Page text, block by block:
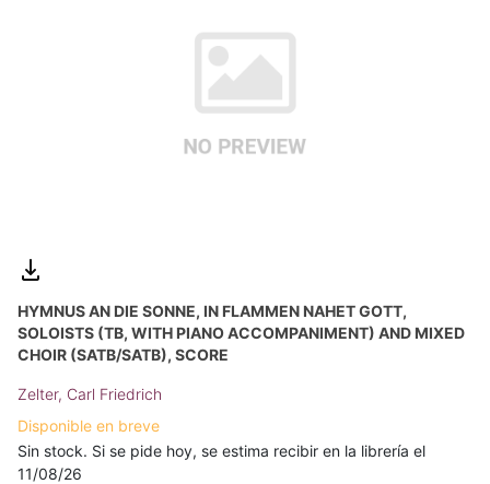
HYMNUS AN DIE SONNE, IN FLAMMEN NAHET GOTT,
SOLOISTS (TB, WITH PIANO ACCOMPANIMENT) AND MIXED
CHOIR (SATB/SATB), SCORE
Zelter, Carl Friedrich
Disponible en breve
Sin stock. Si se pide hoy, se estima recibir en la librería el
11/08/26